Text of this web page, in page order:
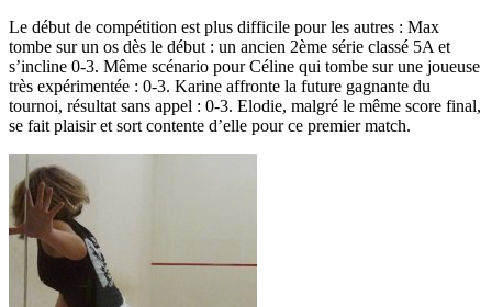
Le début de compétition est plus difficile pour les autres : Max
tombe sur un os dès le début : un ancien 2ème série classé 5A et
s’incline 0-3. Même scénario pour Céline qui tombe sur une joueuse
très expérimentée : 0-3. Karine affronte la future gagnante du
tournoi, résultat sans appel : 0-3. Elodie, malgré le même score final,
se fait plaisir et sort contente d’elle pour ce premier match.